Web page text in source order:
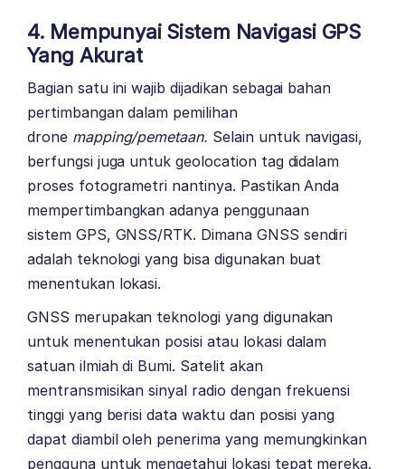
4. Mempunyai Sistem Navigasi GPS
Yang Akurat
Bagian satu ini wajib dijadikan sebagai bahan
pertimbangan dalam pemilihan
drone mapping/pemetaan. Selain untuk navigasi,
berfungsi juga untuk geolocation tag didalam
proses fotogrametri nantinya. Pastikan Anda
mempertimbangkan adanya penggunaan
sistem GPS, GNSS/RTK. Dimana GNSS sendiri
adalah teknologi yang bisa digunakan buat
menentukan lokasi.
GNSS merupakan teknologi yang digunakan
untuk menentukan posisi atau lokasi dalam
satuan ilmiah di Bumi. Satelit akan
mentransmisikan sinyal radio dengan frekuensi
tinggi yang berisi data waktu dan posisi yang
dapat diambil oleh penerima yang memungkinkan
pengguna untuk mengetahui lokasi tepat mereka.